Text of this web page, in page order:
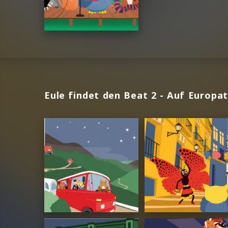
Eule findet den Beat 2 - Auf